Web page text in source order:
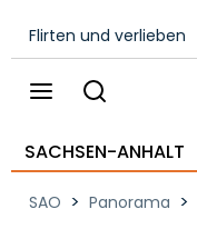
Flirten und verlieben
SACHSEN-ANHALT
SAO > Panorama >